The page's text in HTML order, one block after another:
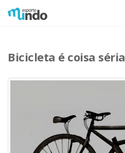
Bicicleta é coisa séria